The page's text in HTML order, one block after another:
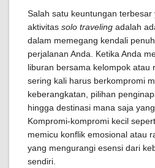
Salah satu keuntungan
aktivitas solo traveling adalah
dalam memegang kendali
perjalanan Anda. Ketika Anda
liburan bersama kelompok atau
sering kali harus berkompromi
keberangkatan, pilihan
hingga destinasi mana saja
Kompromi-kompromi kecil
memicu konflik emosional atau
yang mengurangi esensi dari
sendiri.